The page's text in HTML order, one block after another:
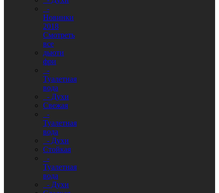
-
Новинки
2018
Смотреть
все
дьюти
фри
-
Туалетная
вода
- Духи
Свежая
-
Туалетная
вода
- Духи
Стойкая
-
Туалетная
вода
- Духи